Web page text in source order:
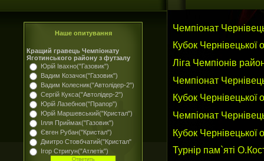
Наше опитування
Кращий гравець Чемпіонату
Яготинського району з футзалу
Юрій Івахно("Газовик")
Вадим Козачок("Газовик")
Вадим Колесник("Автолідер-2")
Сергій Кукса("Автолідер-2")
Юрій Лазебнов("Прапор")
Юрій Маршевський("Кристал")
Ілля Приймак("Газовик")
Євген Рубан("Кристал")
Дмитро Стовбчатий("Кристал"
Ігор Стригун("Атлетік")
Чемпіонат
Кубок Чернівецької
Ліга Чемпіонів
Чемпіонат
Кубок Чернівецької
Чемпіонат
Кубок Чернівецької
Турнір пам`яті